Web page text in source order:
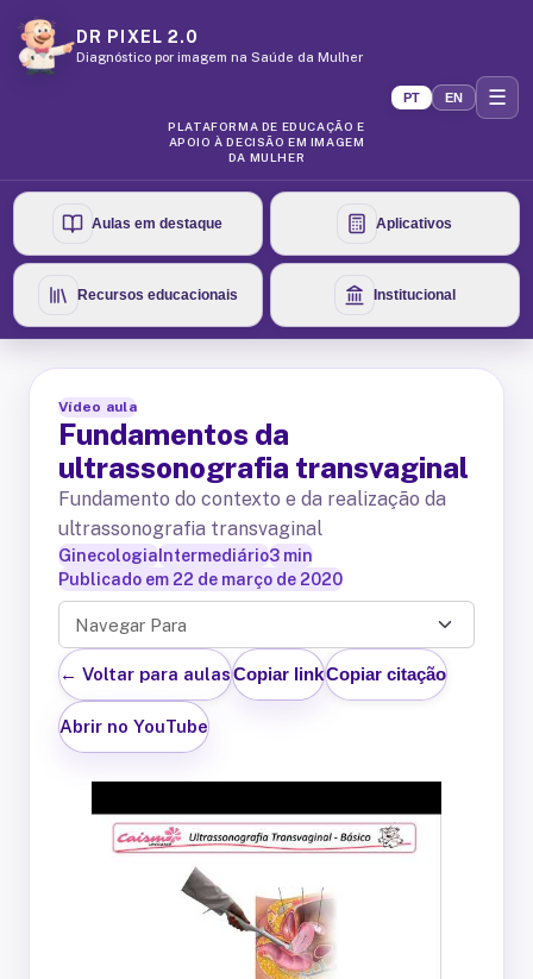
DR PIXEL 2.0
Diagnóstico por imagem na Saúde da Mulher
PLATAFORMA DE EDUCAÇÃO E
APOIO À DECISÃO EM IMAGEM
DA MULHER
PT EN ☰
Aulas em destaque Aplicativos
Recursos educacionais Institucional
Vídeo aula
Fundamentos da
ultrassonografia transvaginal
Fundamento do contexto e da realização da
ultrassonografia transvaginal
Ginecologia Intermediário3 min
Publicado em 22 de março de 2020
Navegar Para
← Voltar para aulasCopiar linkCopiar citação
Abrir no YouTube